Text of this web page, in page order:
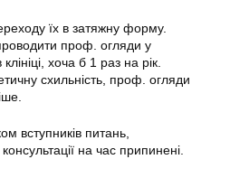
їх в затяжну форму.
проф. огляди у
хоча б 1 раз на рік.
схильність, проф. огляди
вступників питань,
на час припинені.